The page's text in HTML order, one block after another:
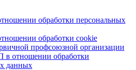
обработки персональных
обработки cookie
профсоюзной организации
в отношении обработки
данных